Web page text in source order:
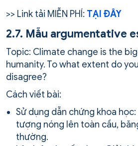
>> Link tải MIỄN PHÍ: TẠI ĐÂY
2.7. Mẫu argumentative
Topic: Climate change is the
humanity. To what extent do
disagree?
Cách viết bài:
Sử dụng dẫn chứng khoa
tượng nóng lên toàn cầu,
thường.